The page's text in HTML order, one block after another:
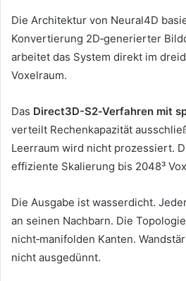
Die Architektur von Neural4D
Konvertierung 2D‑generierter
arbeitet das System direkt im
Voxelraum.
Das Direct3D-S2‑Verfahren mit
verteilt Rechenkapazität
Leerraum wird nicht prozessiert.
effiziente Skalierung bis 2048³
Die Ausgabe ist wasserdicht.
an seinen Nachbarn. Die
nicht‑manifolden Kanten.
nicht ausgedünnt.